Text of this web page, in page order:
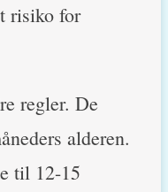
risiko for
regler. De
alderen.
til 12-15